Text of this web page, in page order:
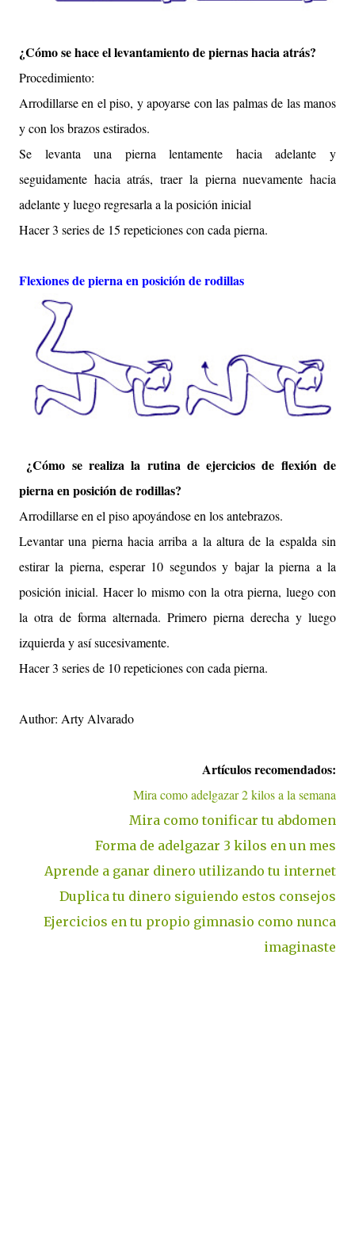
¿Cómo se hace el levantamiento de piernas hacia atrás?
Procedimiento:
Arrodillarse en el piso, y apoyarse con las palmas de las manos
y con los brazos estirados.
Se levanta una pierna lentamente hacia adelante y
seguidamente hacia atrás, traer la pierna nuevamente hacia
adelante y luego regresarla a la posición inicial
Hacer 3 series de 15 repeticiones con cada pierna.
Flexiones de pierna en posición de rodillas
¿Cómo se realiza la rutina de ejercicios de flexión de
pierna en posición de rodillas?
Arrodillarse en el piso apoyándose en los antebrazos.
Levantar una pierna hacia arriba a la altura de la espalda sin
estirar la pierna, esperar 10 segundos y bajar la pierna a la
posición inicial. Hacer lo mismo con la otra pierna, luego con
la otra de forma alternada. Primero pierna derecha y luego
izquierda y así sucesivamente.
Hacer 3 series de 10 repeticiones con cada pierna.
Author: Arty Alvarado
Artículos recomendados:
Mira como adelgazar 2 kilos a la semana
Mira como tonificar tu abdomen
Forma de adelgazar 3 kilos en un mes
Aprende a ganar dinero utilizando tu internet
Duplica tu dinero siguiendo estos consejos
Ejercicios en tu propio gimnasio como nunca
imaginaste